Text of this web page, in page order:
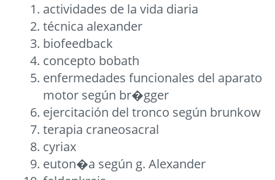
actividades de la vida diaria
técnica alexander
biofeedback
concepto bobath
enfermedades funcionales del aparato
motor según br�gger
ejercitación del tronco según brunkow
terapia craneosacral
cyriax
euton�a según g. Alexander